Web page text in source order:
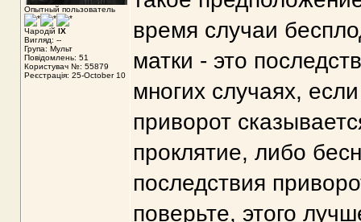
Опытный пользователь
Чародій IX
Вигляд: --
Група: Мульт
Повідомлень: 51
Користувач №: 55879
Реєстрація: 25-October 10
время случаи
матки - это
многих случаях,
приворот
проклятие, либо
последствия
поверьте, этого